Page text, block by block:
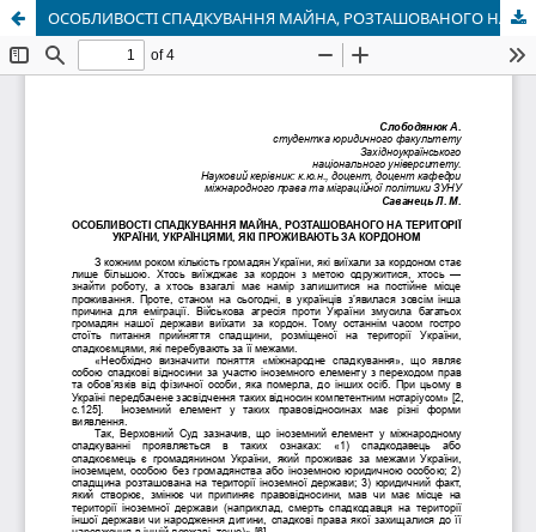
ОСОБЛИВОСТІ СПАДКУВАННЯ МАЙНА, РОЗТАШОВАНОГО НА ТЕРИТОРІЇ УКРАЇНИ, УКРАЇНЦЯМИ, ЯКІ ПРОЖИВАЮТЬ ЗА КОРДОНОМ